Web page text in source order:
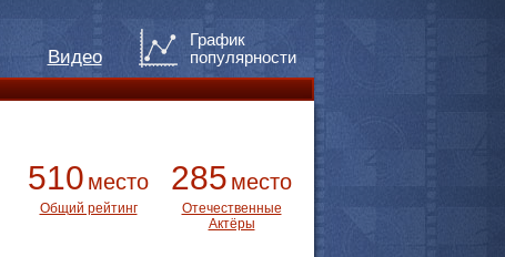
Видео
График
популярности
510 место
Общий рейтинг
285 место
Отечественные
Актёры